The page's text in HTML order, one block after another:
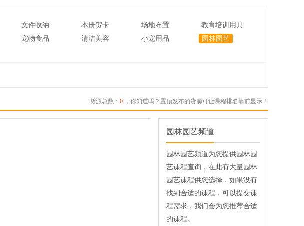
文件收纳 本册贺卡 场地布置
教育培训用具
宠物食品 清洁美容 小宠用品
园林园艺
货源总数： 0 ，你知道吗？置顶发布的货源可让课程排名靠前显示！
园林园艺频道
园林园艺频道为您提供园林园
艺课程查询，在此有大量园林
园艺课程供您选择，如果没有
找到合适的课程，可以提交课
程需求，我们会为您推荐合适
的课程。